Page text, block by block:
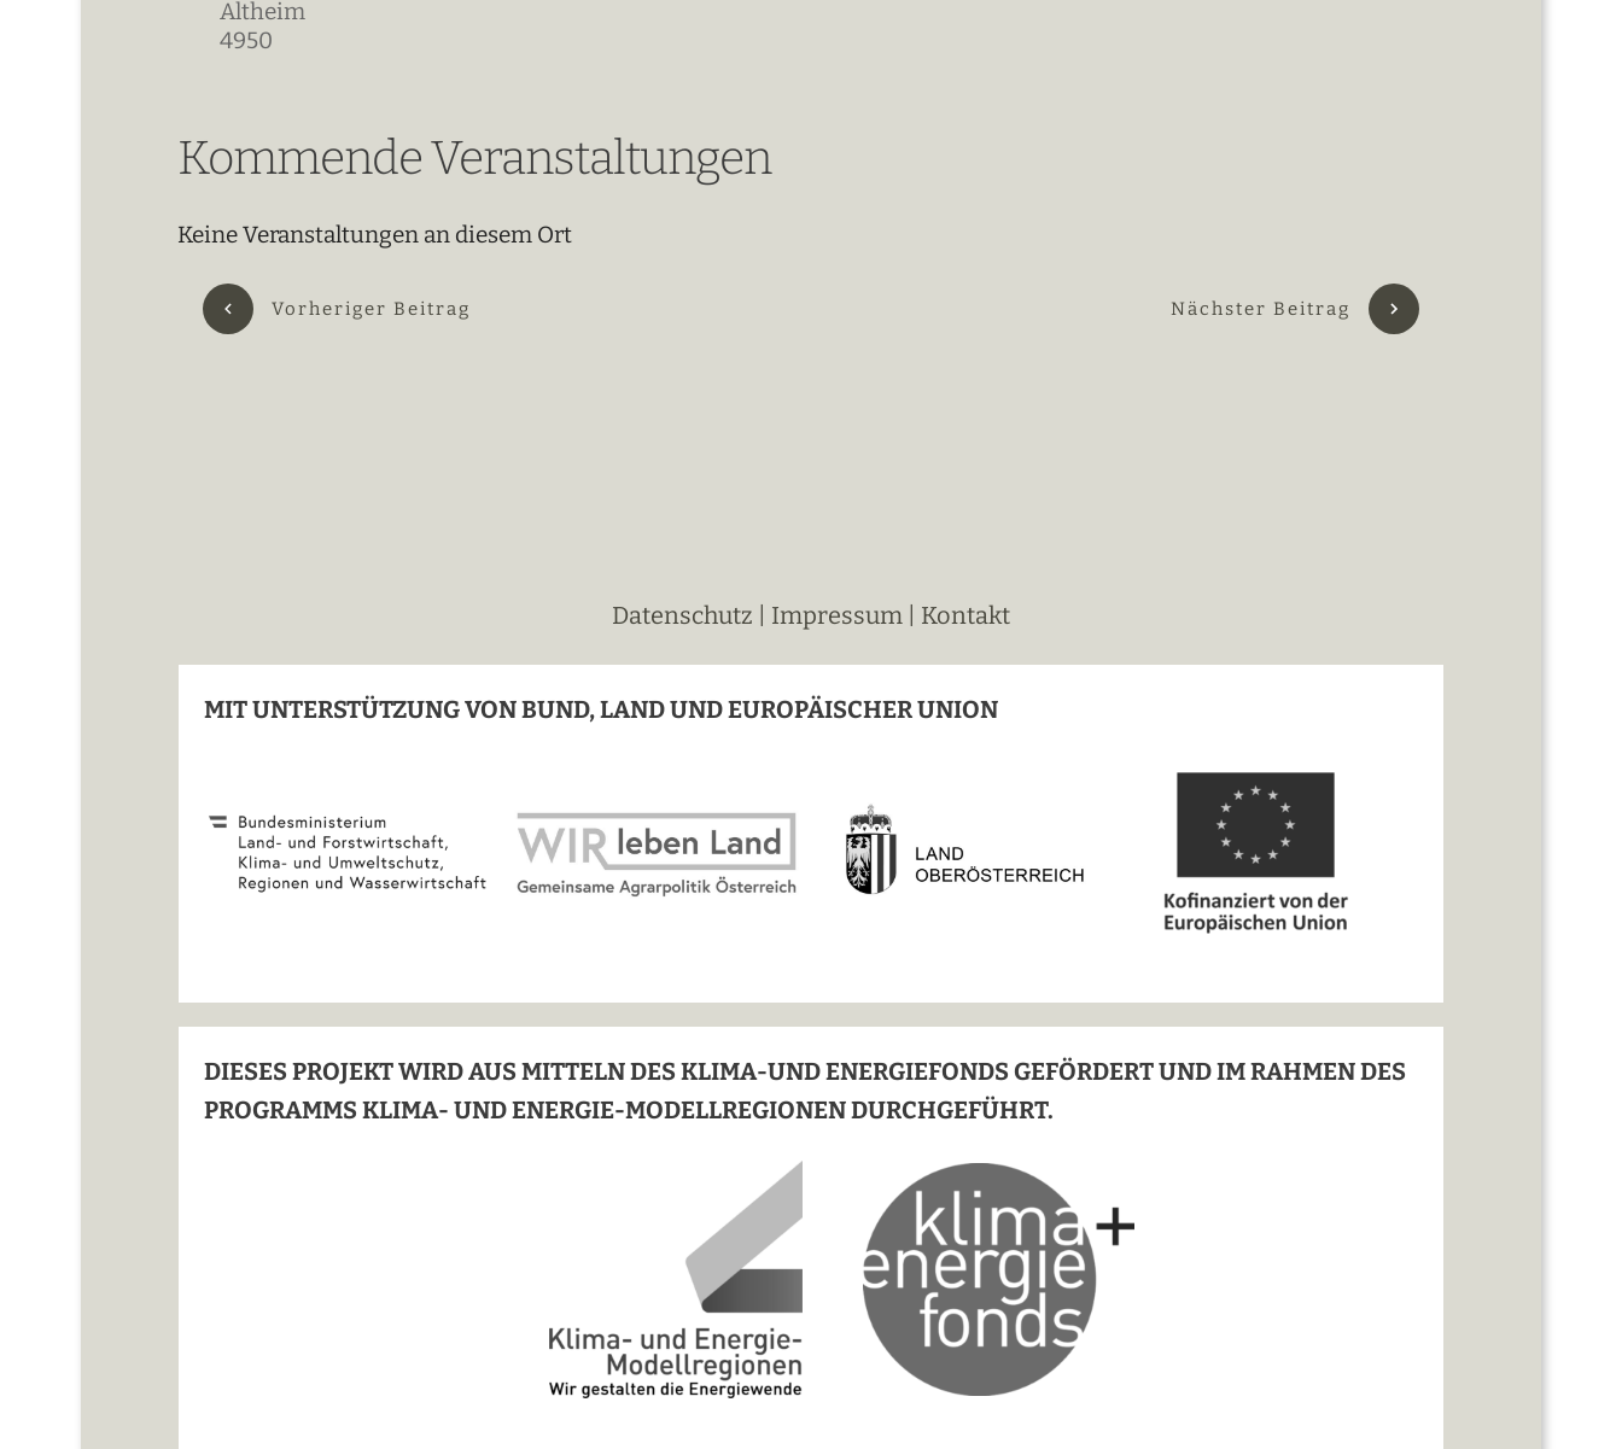
Altheim
4950
Kommende Veranstaltungen
Keine Veranstaltungen an diesem Ort
Vorheriger Beitrag Nächster Beitrag
Datenschutz Impressum Kontakt
MIT UNTERSTÜTZUNG VON BUND, LAND UND EUROPÄISCHER UNION
DIESES PROJEKT WIRD AUS MITTELN DES KLIMA-UND ENERGIEFONDS GEFÖRDERT UND IM RAHMEN DES
PROGRAMMS KLIMA- UND ENERGIE-MODELLREGIONEN DURCHGEFÜHRT.